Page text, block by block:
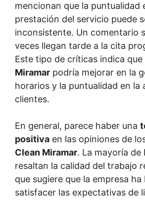
mencionan que la puntualidad
prestación del servicio puede
inconsistente. Un comentario
veces llegan tarde a la cita
Este tipo de críticas indica que
Miramar podría mejorar en la
horarios y la puntualidad en la
clientes.
En general, parece haber una
positiva en las opiniones de
Clean Miramar. La mayoría de
resaltan la calidad del trabajo
que sugiere que la empresa ha
satisfacer las expectativas de